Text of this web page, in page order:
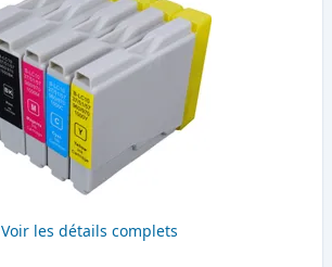
Voir les détails complets